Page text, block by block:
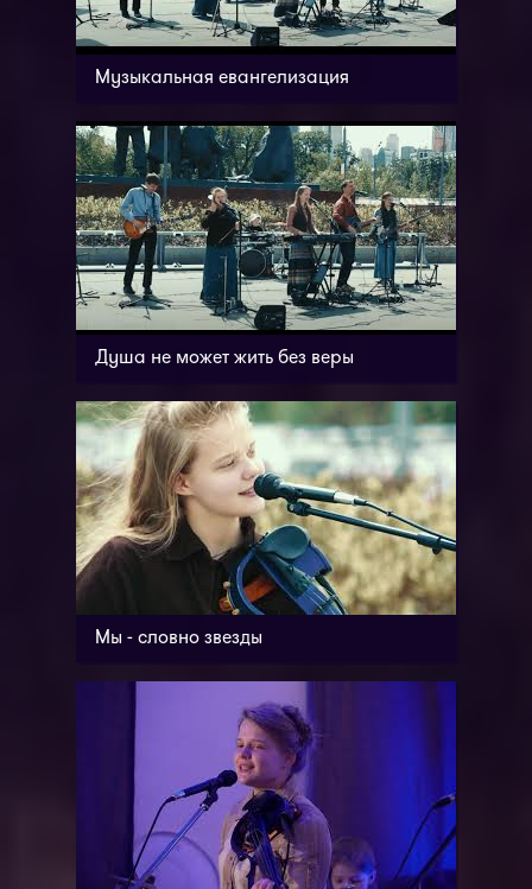
Музыкальная евангелизация
Душа не может жить без веры
Мы - словно звезды